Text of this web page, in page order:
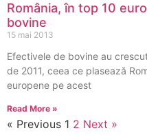
România, în top 10
bovine
15 mai 2013
Efectivele de bovine au
de 2011, ceea ce plasează
europene pe acest
Read More »
« Previous 1 2 Next »